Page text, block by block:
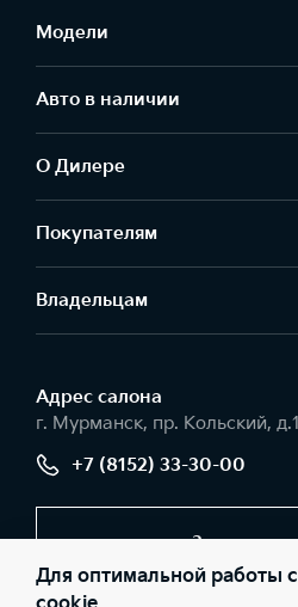
Модели
Авто в наличии
О Дилере
Покупателям
Владельцам
Адрес салонa
г. Мурманск, пр. Кольский,
+7 (8152) 33-30-00
Заказать
Для оптимальной работы